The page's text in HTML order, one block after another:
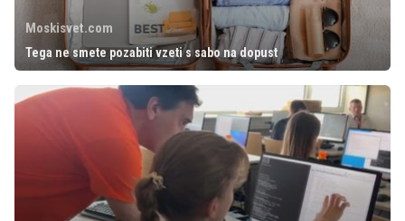
Moskisvet.com
Tega ne smete pozabiti vzeti s sabo na dopust